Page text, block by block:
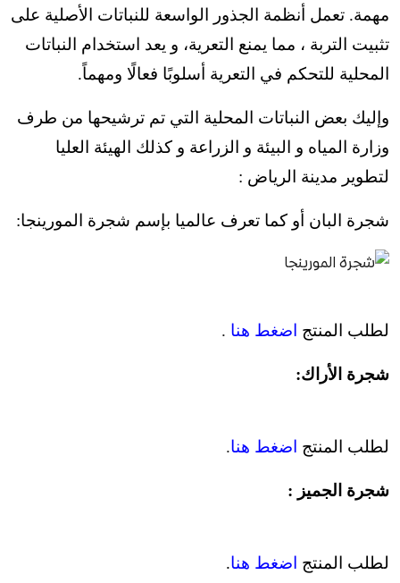
مهمة. تعمل أنظمة الجذور الواسعة للنباتات الأصلية على
تثبيت التربة ، مما يمنع التعرية، و يعد استخدام النباتات
المحلية للتحكم في التعرية أسلوبًا فعالًا ومهماً.
وإليك بعض النباتات المحلية التي تم ترشيحها من طرف
وزارة المياه و البيئة و الزراعة و كذلك الهيئة العليا
لتطوير مدينة الرياض :
شجرة البان أو كما تعرف عالميا بإسم شجرة المورينجا:
لطلب المنتج اضغط هنا .
شجرة الأراك:
لطلب المنتج اضغط هنا.
شجرة الجميز :
لطلب المنتج اضغط هنا.